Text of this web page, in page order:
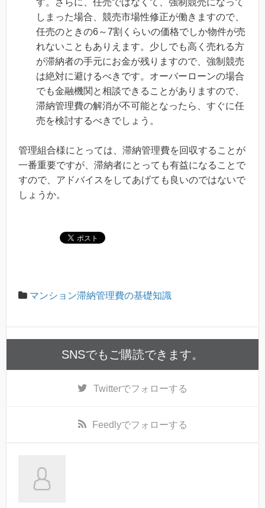
しまった場合、競売市場性修正が働きますので、
任売のときの6～7割くらいの価格でしか物件が売
れないこともありえます。少しでも高く売れる方
が滞納者の手元にお金が残りますので、強制競売
は絶対に避けるべきです。オーバーローンの場合
でも金融機関と相談できることがありますので、
滞納管理費の解消が不可能となったら、すぐに任
売を検討するべきでしょう。
管理組合様にとっては、滞納管理費を回収することが
一番重要ですが、滞納者にとっても有益になることで
すので、アドバイスをしてあげても良いのではないで
しょうか。
マンション滞納管理費の基礎知識
SNSでもご購読できます。
Twitterでフォローする
Feedlyでフォローする